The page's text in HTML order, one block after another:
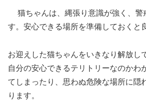
猫ちゃんは、縄張り意識が強く、警
す。安心できる場所を準備しておくと
お迎えした猫ちゃんをいきなり解放し
自分の安心できるテリトリーなのかわ
てしまったり、思わぬ危険な場所に隠
ります。